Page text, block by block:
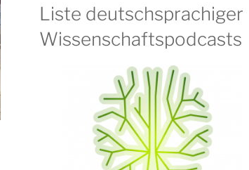
Liste deutschsprachiger
Wissenschaftspodcasts